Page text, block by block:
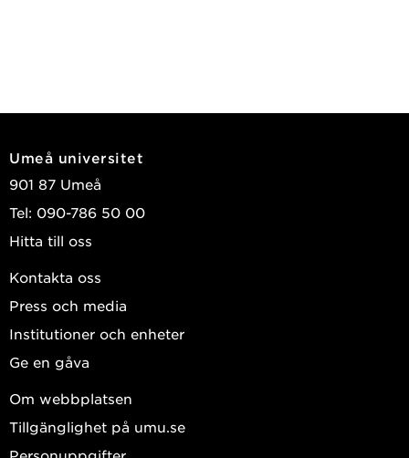
Umeå universitet
901 87 Umeå
Tel: 090-786 50 00
Hitta till oss
Kontakta oss
Press och media
Institutioner och enheter
Ge en gåva
Om webbplatsen
Tillgänglighet på umu.se